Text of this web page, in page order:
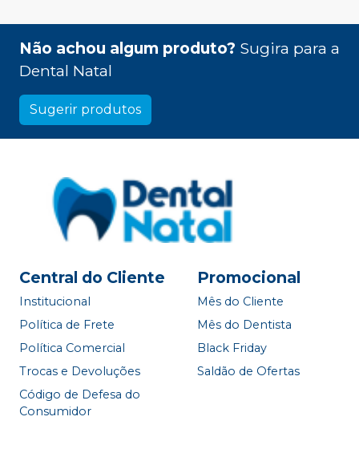
Não achou algum produto? Sugira para a
Dental Natal
Sugerir produtos
Central do Cliente
Institucional
Política de Frete
Política Comercial
Trocas e Devoluções
Código de Defesa do
Consumidor
Promocional
Mês do Cliente
Mês do Dentista
Black Friday
Saldão de Ofertas